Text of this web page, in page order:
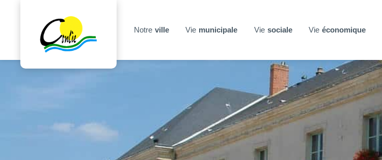
Notre ville Vie municipale Vie sociale Vie économique